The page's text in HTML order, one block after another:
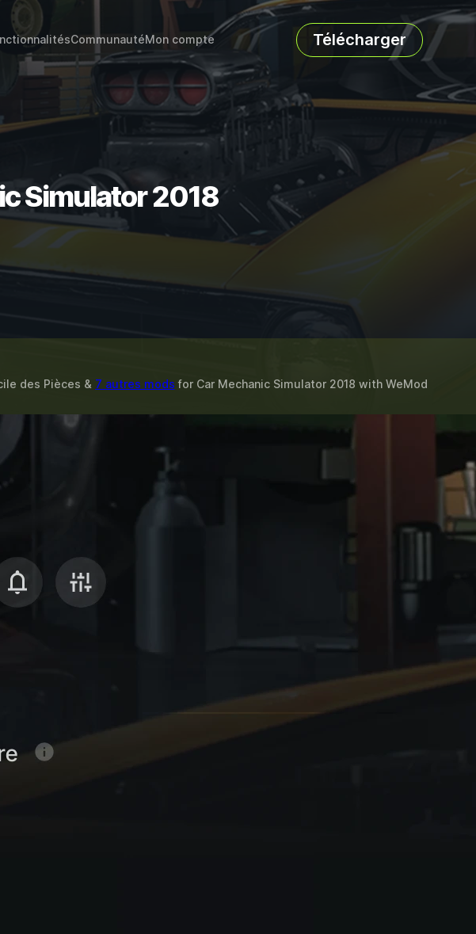
CommunautéMon compte Télécharger
Simulator 2018
des Pièces & 7 autres mods for Car Mechanic Simulator 2018 with WeMod